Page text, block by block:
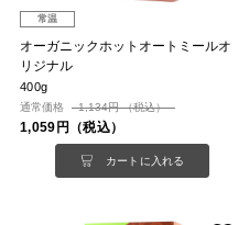
常温
オーガニックホットオートミールオ
リジナル
400g
通常価格 1,134円 （税込）
1,059円（税込）
カートに入れる